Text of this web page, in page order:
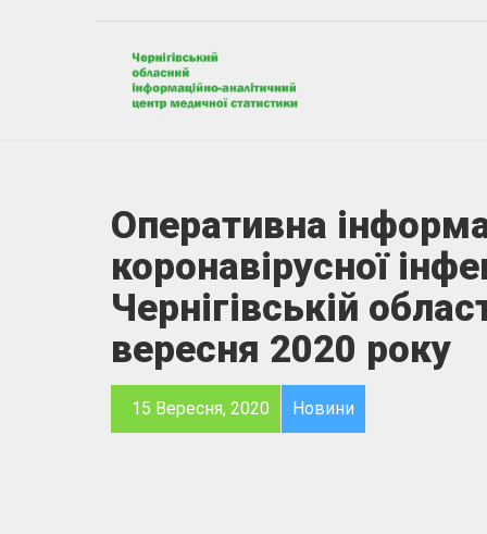
Оперативна
коронавірусної
Чернігівській
вересня 2020 року
15 Вересня, 2020 Новини